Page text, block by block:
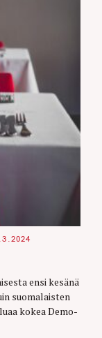
ensi kesänä
suomalaisten
kokea Demo-